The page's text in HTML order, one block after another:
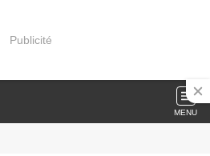
Publicité
MENU